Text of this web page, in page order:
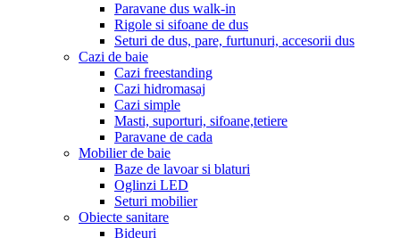
Paravane dus walk-in
Rigole si sifoane de dus
Seturi de dus, pare, furtunuri, accesorii dus
Cazi de baie
Cazi freestanding
Cazi hidromasaj
Cazi simple
Masti, suporturi, sifoane,tetiere
Paravane de cada
Mobilier de baie
Baze de lavoar si blaturi
Oglinzi LED
Seturi mobilier
Obiecte sanitare
Bideuri